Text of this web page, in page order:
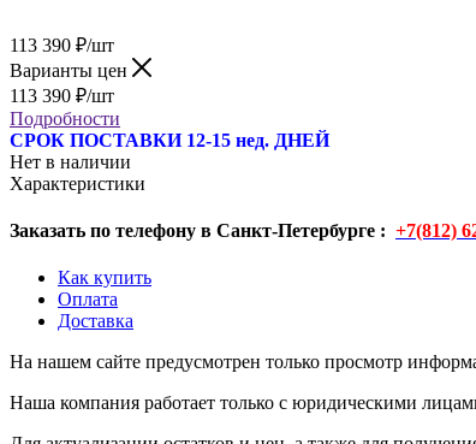
113 390 ₽/шт
Варианты цен
113 390 ₽/шт
Подробности
СРОК ПОСТАВКИ 12-15 нед. ДНЕЙ
Нет в наличии
Характеристики
Заказать по телефону в Санкт-Петербурге : +7(812)
Как купить
Оплата
Доставка
На нашем сайте предусмотрен только просмотр
Наша компания работает только с юридическими